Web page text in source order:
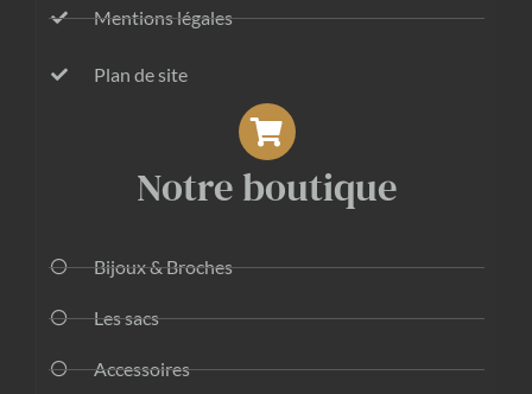
Mentions légales
Plan de site
Notre boutique
Bijoux & Broches
Les sacs
Accessoires